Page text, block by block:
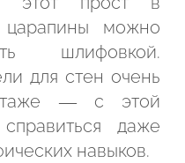
царапины можно
шлифовкой.
для стен очень
— с этой
даже
навыков.